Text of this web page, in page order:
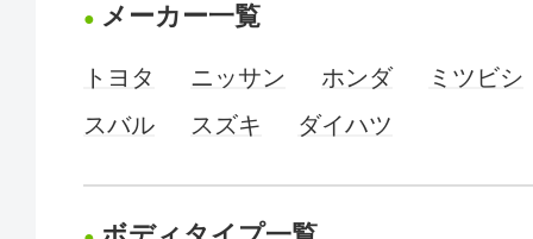
メーカー一覧
トヨタ ニッサン ホンダ
ミツビシ
スバル
スズキ ダイハツ